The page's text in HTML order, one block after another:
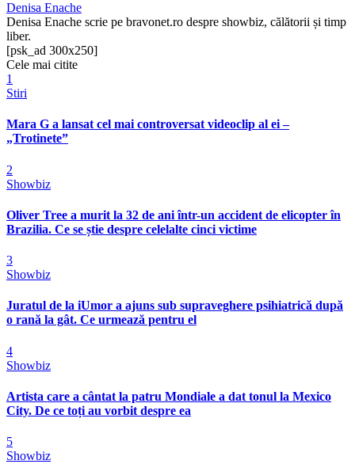
Denisa Enache
Denisa Enache scrie pe bravonet.ro despre showbiz, călătorii și timp
liber.
[psk_ad 300x250]
Cele mai citite
1
Stiri
Mara G a lansat cel mai controversat videoclip al ei –
„Trotinete”
2
Showbiz
Oliver Tree a murit la 32 de ani într-un accident de elicopter în
Brazilia. Ce se știe despre celelalte cinci victime
3
Showbiz
Juratul de la iUmor a ajuns sub supraveghere psihiatrică după
o rană la gât. Ce urmează pentru el
4
Showbiz
Artista care a cântat la patru Mondiale a dat tonul la Mexico
City. De ce toți au vorbit despre ea
5
Showbiz